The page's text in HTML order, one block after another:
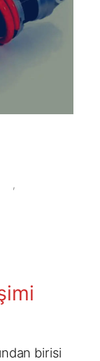
birisi